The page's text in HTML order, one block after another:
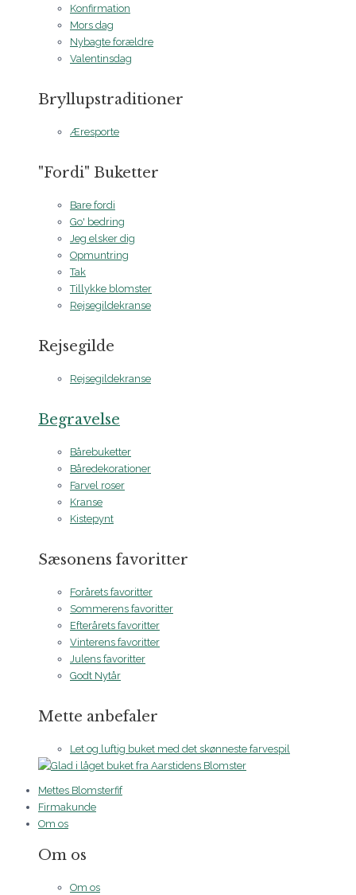
Konfirmation
Mors dag
Nybagte forældre
Valentinsdag
Bryllupstraditioner
Æresporte
"Fordi" Buketter
Bare fordi
Go' bedring
Jeg elsker dig
Opmuntring
Tak
Tillykke blomster
Rejsegildekranse
Rejsegilde
Rejsegildekranse
Begravelse
Bårebuketter
Båredekorationer
Farvel roser
Kranse
Kistepynt
Sæsonens favoritter
Forårets favoritter
Sommerens favoritter
Efterårets favoritter
Vinterens favoritter
Julens favoritter
Godt Nytår
Mette anbefaler
Let og luftig buket med det skønneste farvespil
Mettes Blomsterfif
Firmakunde
Om os
Om os
Om os